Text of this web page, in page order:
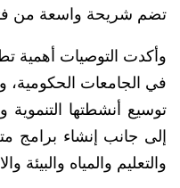
تضم شريحة واسعة من
وأكدت التوصيات أهمية
في الجامعات الحكومية،
توسيع أنشطتها التنموية
إلى جانب إنشاء برامج
والتعليم والمياه والبيئة